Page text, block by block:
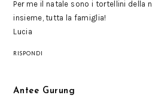
Per me il natale sono i tortellini della
insieme, tutta la famiglia!
Lucia
RISPONDI
Antee Gurung